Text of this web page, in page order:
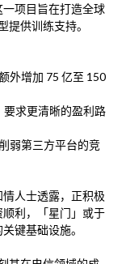
项目旨在打造全球
供训练支持。
外增加 75 亿至 150
要求更清晰的盈利路
弱第三方平台的竞
人士透露，正积极
利，「星门」或于
键基础设施。